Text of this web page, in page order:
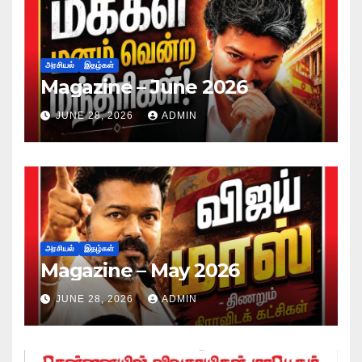
அரசியல் இதழ்கள்
Magazine – June 2026
JUNE 28, 2026 ADMIN
அரசியல் இதழ்கள்
Magazine – May 2026
JUNE 28, 2026 ADMIN